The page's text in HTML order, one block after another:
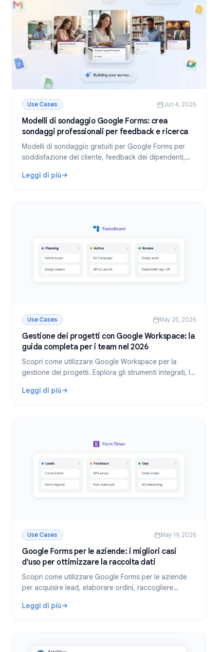
Use Cases Jun 4, 2026
Modelli di sondaggio Google Forms: crea
sondaggi professionali per feedback e ricerca
Modelli di sondaggio gratuiti per Google Forms per
soddisfazione del cliente, feedback dei dipendenti,
condividere e analizzare i sondaggi.
Leggi di più
: Modelli di sondaggio Google Forms: crea sondaggi
Use Cases May 25, 2026
Gestione dei progetti con Google Workspace: la
guida completa per i team nel 2026
Scopri come utilizzare Google Workspace per la
gestione dei progetti. Esplora gli strumenti integrati, le
collaborazione del team in Google Tasks.
Leggi di più
: Gestione dei progetti con Google Workspace: la guida
Use Cases May 19, 2026
Google Forms per le aziende: i migliori casi
d'uso per ottimizzare la raccolta dati
Scopri come utilizzare Google Forms per le aziende
per acquisire lead, elaborare ordini, raccogliere
pratici con suggerimenti.
Leggi di più
: Google Forms per le aziende: i migliori casi d'uso per